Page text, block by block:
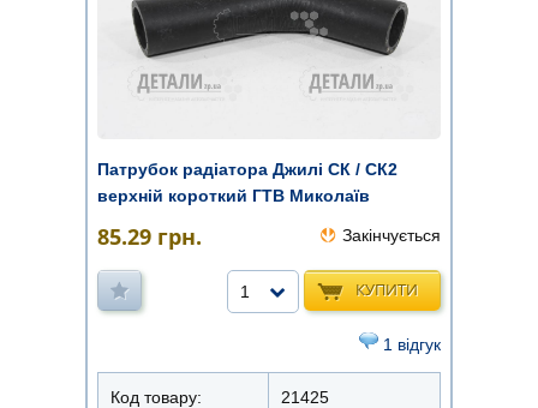
Патрубок радіатора Джилі СК / СК2
верхній короткий ГТВ Миколаїв
85.29 грн. Закінчується
КУПИТИ
1
1 відгук
Код товару: 21425